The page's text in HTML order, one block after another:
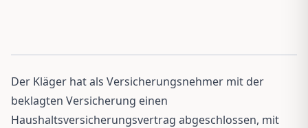
Der Kläger hat als Versicherungsnehmer mit der
beklagten Versicherung einen
Haushaltsversicherungsvertrag abgeschlossen, mit